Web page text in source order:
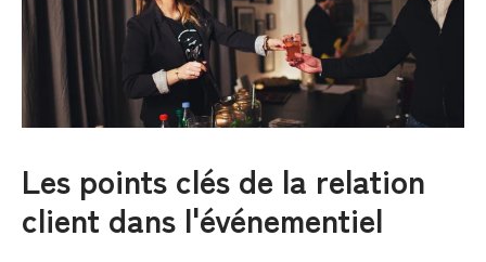
Les points clés de la relation
client dans l'événementiel